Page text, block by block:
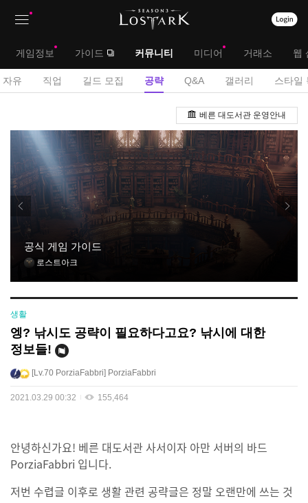
뉴
대
메
게임정보 가이드 커뮤니티 미디어 거래소 웹
서
메
뉴
자유 직업 길드 모집 공략 Q&A 갤러리 스타일
략
판
베른 대도서관 운영안내
공식 게임 가이드
로스트아크
생활
엥? 낚시도 공략이 필요하다고요? 낚시에 대한
정보들!
Lv.70 PorziaFabbri PorziaFabbri
2021.03.29 00:32 155,464
안녕하신가요! 베른 대도서관 사서이자 아만 서버의 바드
PorziaFabbri 입니다.
저번 수렵글 이후로 생활 관련 공략글은 정말 오랜만에 쓰는 것